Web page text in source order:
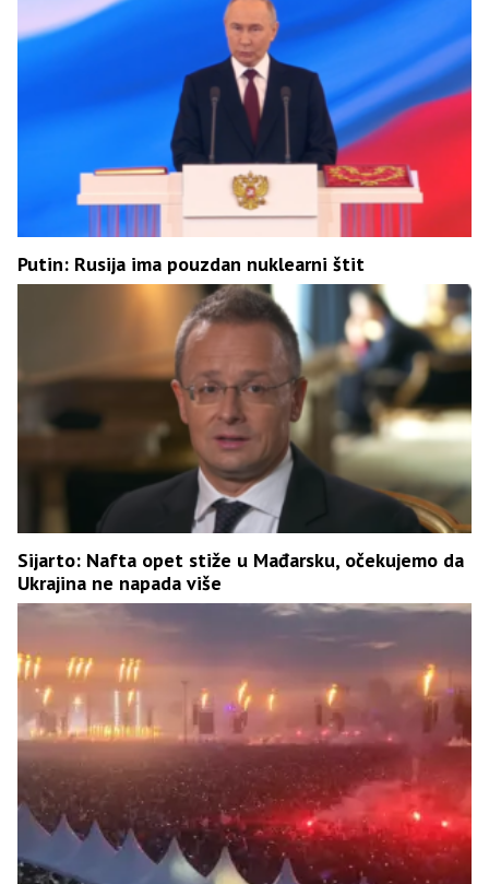
Putin: Rusija ima pouzdan nuklearni štit
Sijarto: Nafta opet stiže u Mađarsku, očekujemo da
Ukrajina ne napada više